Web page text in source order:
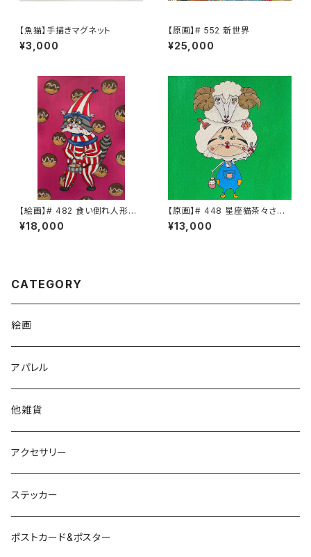
【魚猫】手描きマグネット
¥3,000
【原画】# 552 新世界
¥25,000
【絵画】# 482 食い倒れ人形さく
ら
¥18,000
【原画】# 448 星座猫茶々さん
牡羊座
¥13,000
CATEGORY
絵画
アパレル
他雑貨
アクセサリー
ステッカー
ポストカード&ポスター